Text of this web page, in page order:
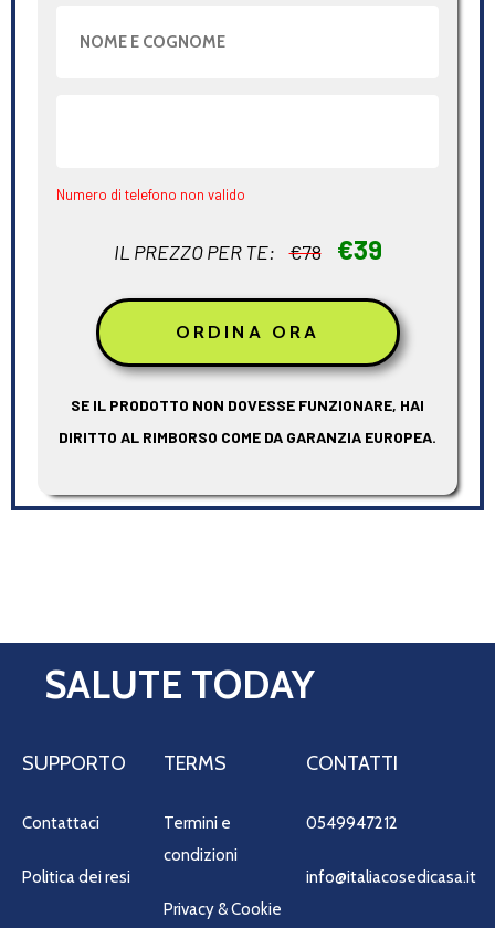
Numero di telefono non valido
IL PREZZO PER TE: €78 €39
SE IL PRODOTTO NON DOVESSE FUNZIONARE, HAI
DIRITTO AL RIMBORSO COME DA GARANZIA EUROPEA.
SALUTE TODAY
SUPPORTO
Contattaci
Politica dei resi
TERMS
Termini e
condizioni
Privacy & Cookie
CONTATTI
0549947212
info@italiacosedicasa.it